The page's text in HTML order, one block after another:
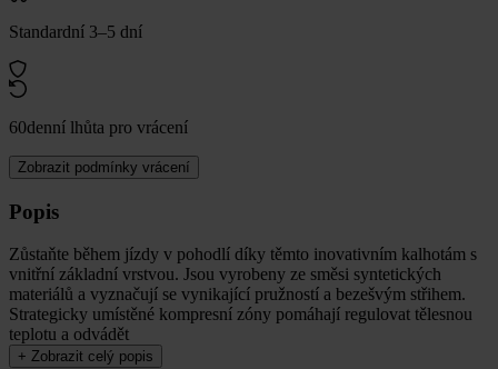
Standardní 3–5 dní
60denní lhůta pro vrácení
Zobrazit podmínky vrácení
Popis
Zůstaňte během jízdy v pohodlí díky těmto inovativním kalhotám s
vnitřní základní vrstvou. Jsou vyrobeny ze směsi syntetických
materiálů a vyznačují se vynikající pružností a bezešvým střihem.
Strategicky umístěné kompresní zóny pomáhají regulovat tělesnou
teplotu a odvádět
+ Zobrazit celý popis